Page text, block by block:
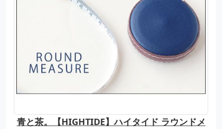
青と茶。【HIGHTIDE】ハイタイド ラウンドメ